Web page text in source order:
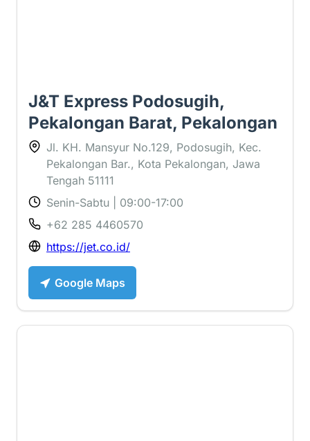
J&T Express Podosugih,
Pekalongan Barat, Pekalongan
Jl. KH. Mansyur No.129, Podosugih, Kec.
Pekalongan Bar., Kota Pekalongan, Jawa
Tengah 51111
Senin-Sabtu | 09:00-17:00
+62 285 4460570
https://jet.co.id/
Google Maps